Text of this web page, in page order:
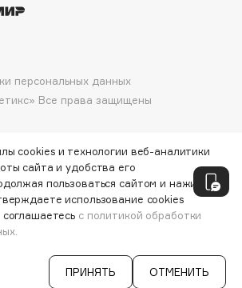
Все права защищены
персональных данных
cookies и технологии веб-аналитики
сайта и удобства его
пользоваться сайтом и нажимая
использование cookies
с политикой обработки
ПРИНЯТЬ ОТМЕНИТЬ